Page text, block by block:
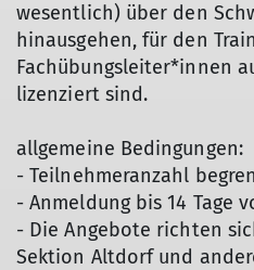
wesentlich) über den
hinausgehen, für den
Fachübungsleiter*innen
lizenziert sind.
allgemeine Bedingungen:
- Teilnehmeranzahl
- Anmeldung bis 14 Tage
- Die Angebote richten
Sektion Altdorf und